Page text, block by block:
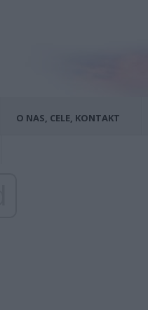
O NAS, CELE, KONTAKT